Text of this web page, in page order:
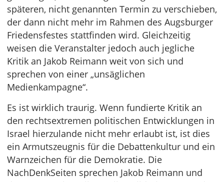
späteren, nicht genannten Termin zu verschieben,
der dann nicht mehr im Rahmen des Augsburger
Friedensfestes stattfinden wird. Gleichzeitig
weisen die Veranstalter jedoch auch jegliche
Kritik an Jakob Reimann weit von sich und
sprechen von einer „unsäglichen
Medienkampagne“.
Es ist wirklich traurig. Wenn fundierte Kritik an
den rechtsextremen politischen Entwicklungen in
Israel hierzulande nicht mehr erlaubt ist, ist dies
ein Armutszeugnis für die Debattenkultur und ein
Warnzeichen für die Demokratie. Die
NachDenkSeiten sprechen Jakob Reimann und